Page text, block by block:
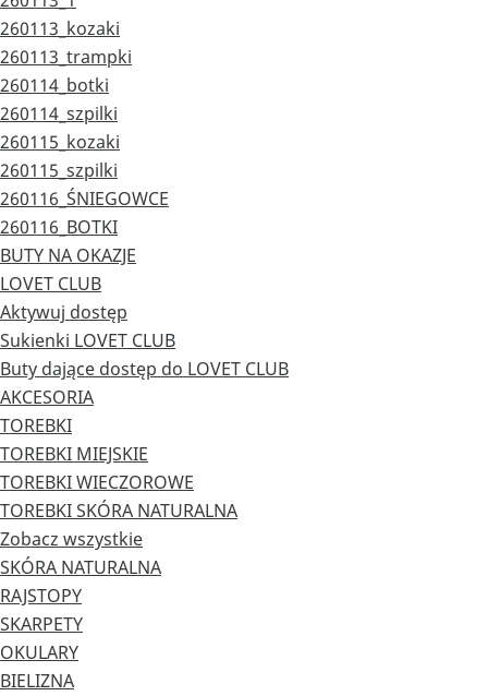
260113_kozaki
260113_trampki
260114_botki
260114_szpilki
260115_kozaki
260115_szpilki
260116_ŚNIEGOWCE
260116_BOTKI
BUTY NA OKAZJE
LOVET CLUB
Aktywuj dostęp
Sukienki LOVET CLUB
Buty dające dostęp do LOVET CLUB
AKCESORIA
TOREBKI
TOREBKI MIEJSKIE
TOREBKI WIECZOROWE
TOREBKI SKÓRA NATURALNA
Zobacz wszystkie
SKÓRA NATURALNA
RAJSTOPY
SKARPETY
OKULARY
BIELIZNA